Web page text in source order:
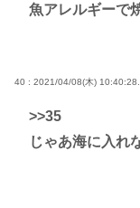
魚アレルギーで
40 : 2021/04/08(木)
>>35
じゃあ海に入れ